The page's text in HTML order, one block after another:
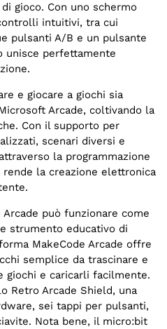
gioco. Con uno schermo
intuitivi, tra cui
pulsanti A/B e un pulsante
unisce perfettamente
e giocare a giochi sia
Arcade, coltivando la
Con il supporto per
scenari diversi e
la programmazione
la creazione elettronica
può funzionare come
strumento educativo di
MakeCode Arcade offre
semplice da trascinare e
giochi e caricarli facilmente.
Retro Arcade Shield, una
sei tappi per pulsanti,
Nota bene, il micro:bit